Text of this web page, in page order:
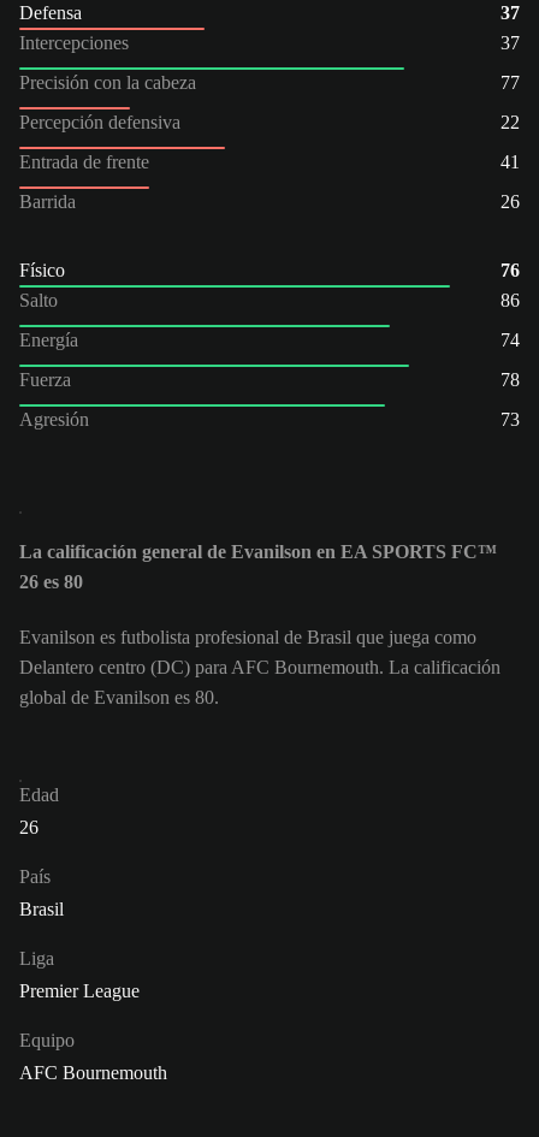
Defensa
37
Intercepciones
37
Precisión con la cabeza
77
Percepción defensiva
22
Entrada de frente
41
Barrida
26
Físico
76
Salto
86
Energía
74
Fuerza
78
Agresión
73
La calificación general de Evanilson en EA SPORTS FC™
26 es 80
Evanilson es futbolista profesional de Brasil que juega como
Delantero centro (DC) para AFC Bournemouth. La calificación
global de Evanilson es 80.
Edad
26
País
Brasil
Liga
Premier League
Equipo
AFC Bournemouth